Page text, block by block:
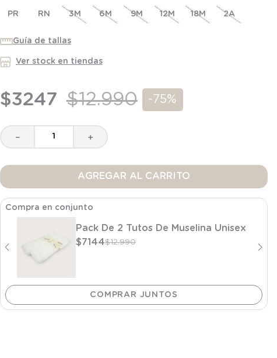
PR RN 3M 6M 9M 12M 18M 2A
Guía de tallas
Ver stock en tiendas
$3247 $12.990 -75%
＋
－
AGREGAR AL CARRITO
Compra en conjunto
Pack De 2 Tutos De Muselina Unisex
$7144$12.990